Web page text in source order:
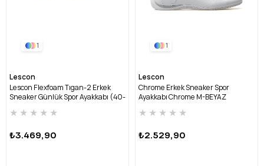
1
Lescon
Lescon Flexfoam Tıgan-2 Erkek
Sneaker Günlük Spor Ayakkabı (40-
★ ★ ★ ★ ★
₺3.469,90
1
Lescon
Chrome Erkek Sneaker Spor
Ayakkabı Chrome M-BEYAZ
★ ★ ★ ★ ★
₺2.529,90